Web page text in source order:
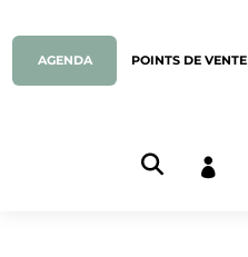
AGENDA POINTS DE VENTE
